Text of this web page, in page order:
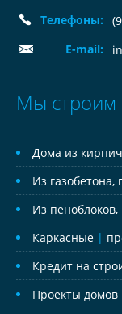
Телефоны:
E-mail:
Мы строим
Дома из
Из газобетона,
Из
Каркасные |
Кредит на
Проекты домов